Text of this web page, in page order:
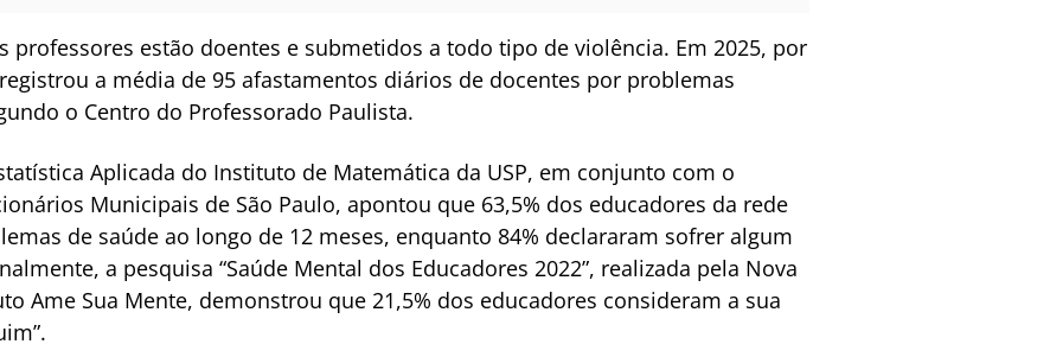
professores estão doentes e submetidos a todo tipo de violência. Em 2025, por
a média de 95 afastamentos diários de docentes por problemas
o Centro do Professorado Paulista.
Aplicada do Instituto de Matemática da USP, em conjunto com o
Municipais de São Paulo, apontou que 63,5% dos educadores da rede
de saúde ao longo de 12 meses, enquanto 84% declararam sofrer algum
a pesquisa “Saúde Mental dos Educadores 2022”, realizada pela Nova
Ame Sua Mente, demonstrou que 21,5% dos educadores consideram a sua